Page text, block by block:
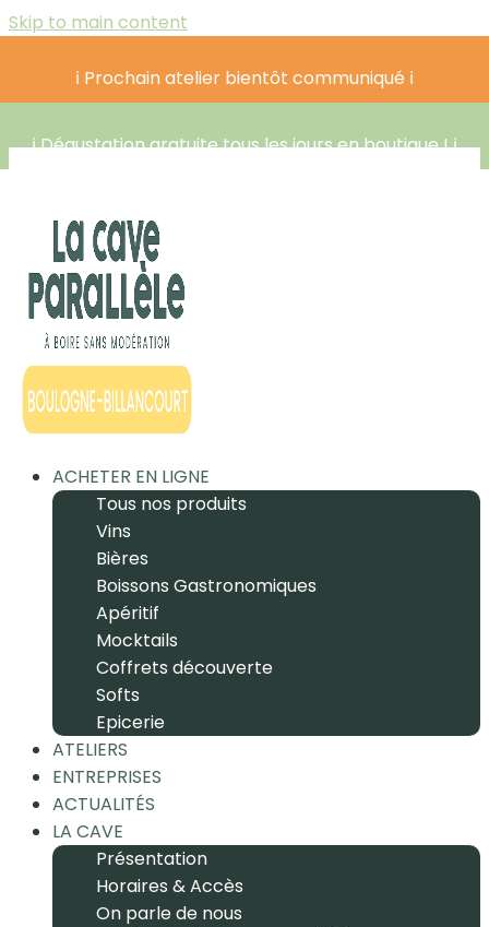
Skip to main content
ℹ️ Prochain atelier bientôt communiqué ℹ️
ℹ️ Dégustation gratuite tous les jours en boutique ! ℹ️
ACHETER EN LIGNE
Tous nos produits
Vins
Bières
Boissons Gastronomiques
Apéritif
Mocktails
Coffrets découverte
Softs
Epicerie
ATELIERS
ENTREPRISES
ACTUALITÉS
LA CAVE
Présentation
Horaires & Accès
On parle de nous